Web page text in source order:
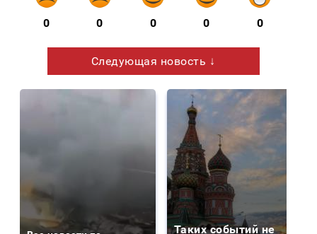
0 0 0 0 0
Следующая новость ↓
Таких событий не